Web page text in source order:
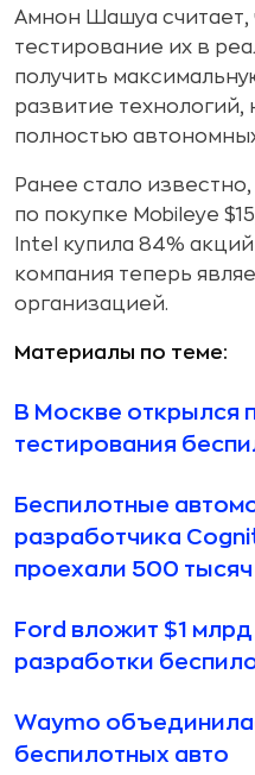
Амнон Шашуа считает,
тестирование их в
получить
развитие
полностью
Ранее стало известно,
по покупке Mobileye
Intel купила 84%
компания теперь
организацией.
Материалы по теме:
В Москве открылся
тестирования
Беспилотные
разработчика
проехали 500
Ford вложит $1
разработки
Waymo
беспилотных авто